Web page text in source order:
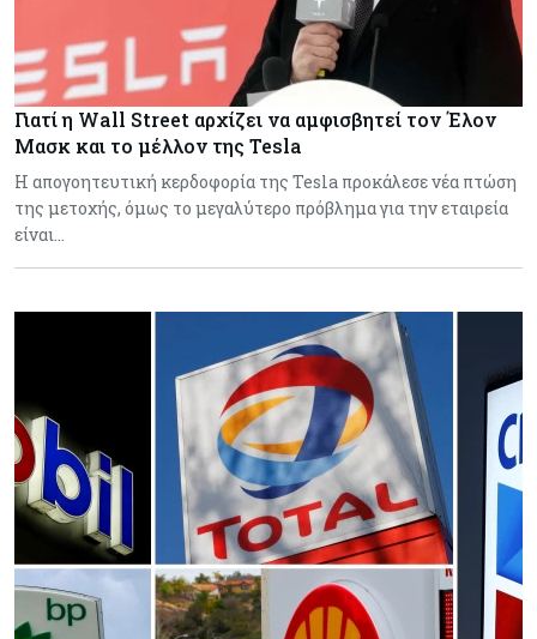
Γιατί η Wall Street αρχίζει να αμφισβητεί τον Έλον
Μασκ και το μέλλον της Tesla
Η απογοητευτική κερδοφορία της Tesla προκάλεσε νέα πτώση
της μετοχής, όμως το μεγαλύτερο πρόβλημα για την εταιρεία
είναι…